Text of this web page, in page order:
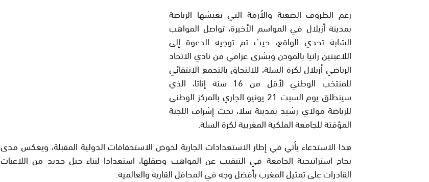
رغم الظروف الصعبة والأزمة التي تعيشها الرياضة
بمدينة أزيلال في المواسم الأخيرة، تواصل المواهب
الشابة تحدي الواقع، حيث تم توجيه الدعوة إلى
اللاعبتين رانيا بالمودن وبشرى عزامي من نادي الاتحاد
الرياضي أزيلال لكرة السلة، للالتحاق بالتجمع الانتقائي
للمنتخب الوطني لأقل من 16 سنة إناثا، الذي
سينطلق يوم السبت 21 يونيو الجاري بالمركز الوطني
للرياضة مولاي رشيد بمدينة سلا، تحت إشراف اللجنة
المؤقتة للجامعة الملكية المغربية لكرة السلة.
هذا الاستدعاء يأتي في إطار الاستعدادات الجارية لخوض الاستحقاقات الدولية المقبلة، ويعكس مدى
نجاح استراتيجية الجامعة في التنقيب عن المواهب وصقلها، استعدادا لبناء جيل جديد من اللاعبات
القادرات على تمثيل المغرب بأفضل وجه في المحافل القارية والعالمية.